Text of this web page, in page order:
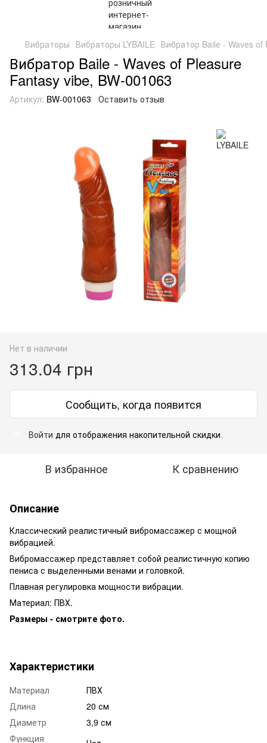
Вибраторы Вибраторы LYBAILE Вибратор Baile - Waves
Вибратор Baile - Waves of Pleasure
Fantasy vibe, BW-001063
Артикул: BW-001063 Оставить отзыв
Нет в наличии
313.04 грн
Сообщить, когда появится
Войти для отображения накопительной скидки
В избранное К сравнению
Описание
Классический реалистичный вибромассажер с мощной
вибрацией.
Вибромассажер представляет собой реалистичную копию
пениса с выделенными венами и головкой.
Плавная регулировка мощности вибрации.
Материал: ПВХ.
Размеры - смотрите фото.
Характеристики
Материал
ПВХ
Длина
20 см
Диаметр
3,9 см
Функция